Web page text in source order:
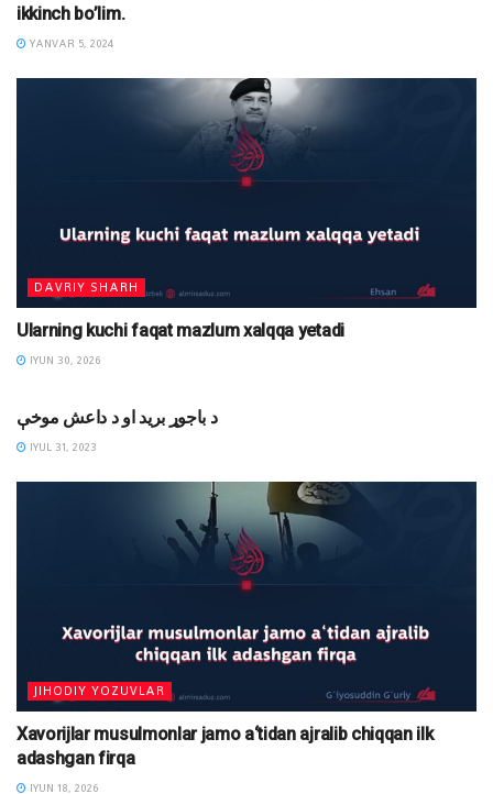
ikkinch bo’lim.
YANVAR 5, 2024
DAVRIY SHARH
Ularning kuchi faqat mazlum xalqqa yetadi
IYUN 30, 2026
د باجوړ برید او د داعش موخې
IYUL 31, 2023
JIHODIY YOZUVLAR
Xavorijlar musulmonlar jamo a‘tidan ajralib chiqqan ilk
adashgan firqa
IYUN 18, 2026